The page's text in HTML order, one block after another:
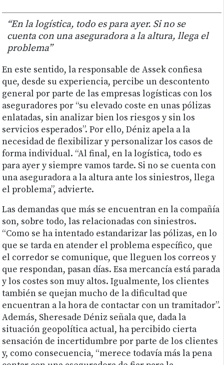
“En la logística, todo es para ayer. Si no se
cuenta con una aseguradora a la altura, llega el
problema”
En este sentido, la responsable de Assek confiesa
que, desde su experiencia, percibe un descontento
general por parte de las empresas logísticas con los
aseguradores por “su elevado coste en unas pólizas
enlatadas, sin analizar bien los riesgos y sin los
servicios esperados”. Por ello, Déniz apela a la
necesidad de flexibilizar y personalizar los casos de
forma individual. “Al final, en la logística, todo es
para ayer y siempre vamos tarde. Si no se cuenta con
una aseguradora a la altura ante los siniestros, llega
el problema”, advierte.
Las demandas que más se encuentran en la compañía
son, sobre todo, las relacionadas con siniestros.
“Como se ha intentado estandarizar las pólizas, en lo
que se tarda en atender el problema específico, que
el corredor se comunique, que lleguen los correos y
que respondan, pasan días. Esa mercancía está parada
y los costes son muy altos. Igualmente, los clientes
también se quejan mucho de la dificultad que
encuentran a la hora de contactar con un tramitador”.
Además, Sheresade Déniz señala que, dada la
situación geopolítica actual, ha percibido cierta
sensación de incertidumbre por parte de los clientes
y, como consecuencia, “merece todavía más la pena